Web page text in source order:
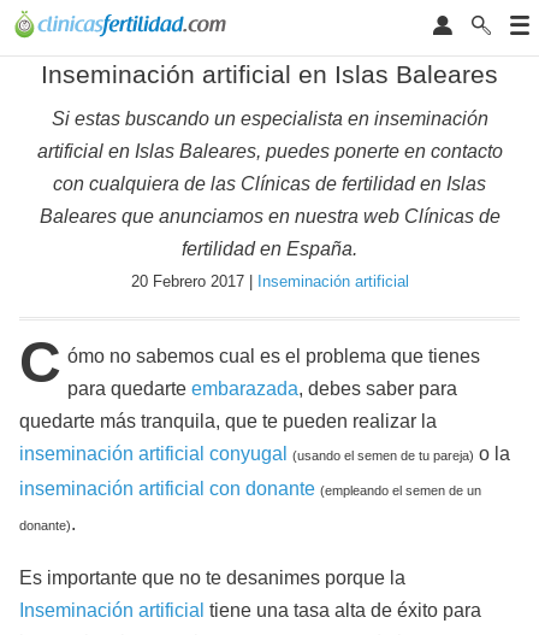
Inseminación artificial en Islas Baleares
Si estas buscando un especialista en inseminación
artificial en Islas Baleares, puedes ponerte en contacto
con cualquiera de las Clínicas de fertilidad en Islas
Baleares que anunciamos en nuestra web Clínicas de
fertilidad en España.
20 Febrero 2017 | Inseminación artificial
C ómo no sabemos cual es el problema que tienes
para quedarte embarazada, debes saber para
quedarte más tranquila, que te pueden realizar la
inseminación artificial conyugal
(usando el semen de tu pareja) o la
inseminación artificial con donante (empleando el semen de un
donante).
Es importante que no te desanimes porque la
Inseminación artificial tiene una tasa alta de éxito para